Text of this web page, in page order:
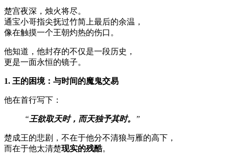
楚宫夜深，烛火将尽。
通宝小哥指尖抚过竹简上最后的余温，
像在触摸一个王朝灼热的伤口。
他知道，他封存的不仅是一段历史，
更是一面永恒的镜子。
1. 王的困境：与时间的魔鬼交易
他在首行写下：
“ 王欲取天时，而天独予其时。 ”
楚成王的悲剧，不在于他分不清狼与雁的高下，
而在于他太清楚现实的残酷。